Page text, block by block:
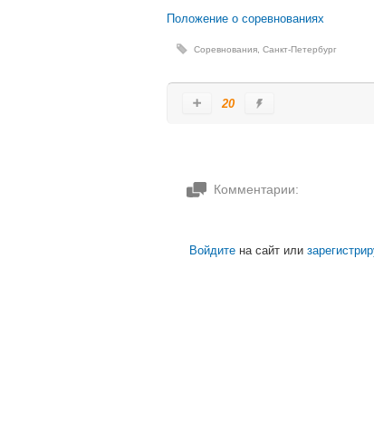
Положение о соревнованиях
Соревнования Санкт-Петербург
20
Комментарии:
Войдите на сайт или